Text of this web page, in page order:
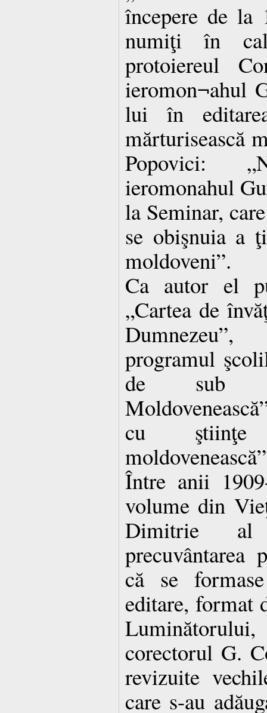
începere de la
numiţi în
protoiereul
ieromon¬ahul
lui în
mărturisească
Popovici:
ieromonahul
la Seminar,
se obişnuia a
moldoveni”.
Ca autor el
„Cartea de
programul
de sub
cu ştiinţe
Între anii
volume din
Dimitrie al
că se
editare, format
corectorul G.
revizuite
care s-au